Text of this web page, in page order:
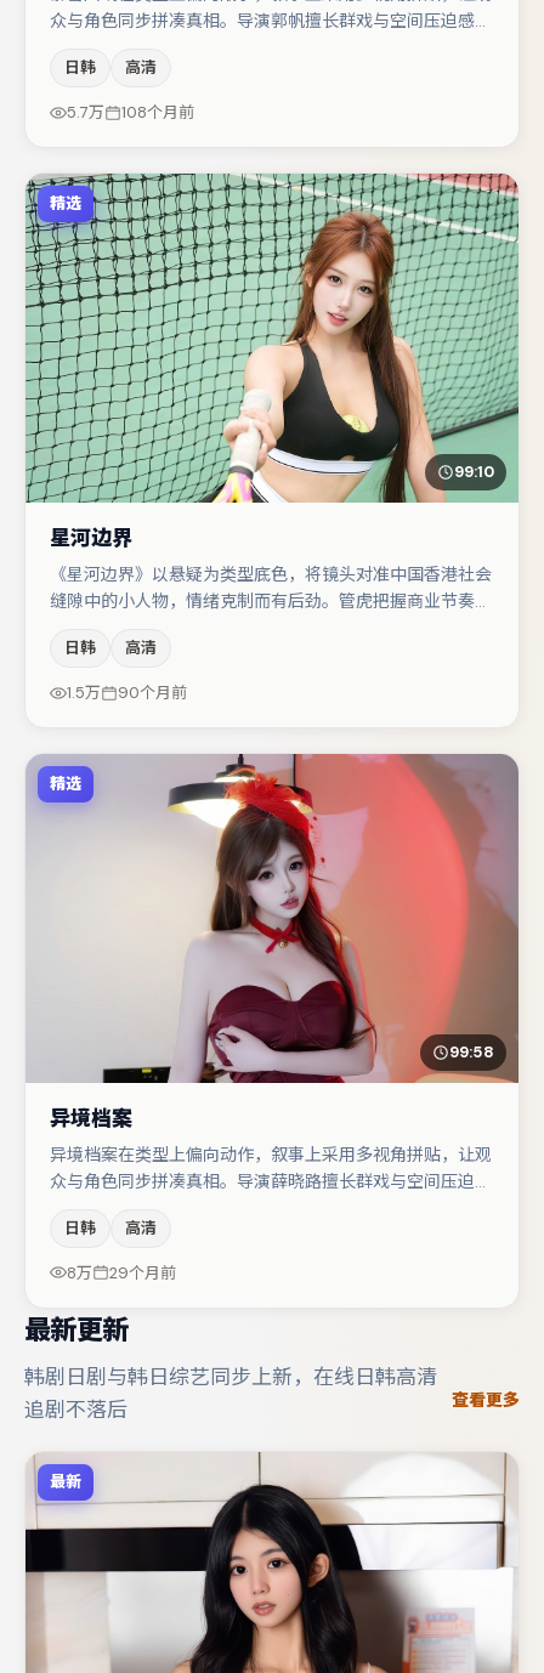
众与角色同步拼凑真相。导演郭帆擅长群戏与空间压迫感，
驱动，赵丽颖、张子枫分别提供反差与喜剧/悬疑调剂（视
场次而定）。节奏紧凑、反转有度，值得列入片单。
日韩 高清
5.7万 108个月前
精选
99:10
星河边界
《星河边界》以悬疑为类型底色，将镜头对准中国香港社会
缝隙中的小人物，情绪克制而有后劲。管虎把握商业节奏的
片中承担叙事驱动，王景春、裴斗娜分别提供反差与喜剧/
悬疑调剂（视场次而定）。整体完成度较高，适合周末一口
气追完。
日韩 高清
1.5万 90个月前
精选
99:58
异境档案
异境档案在类型上偏向动作，叙事上采用多视角拼贴，让观
众与角色同步拼凑真相。导演薛晓路擅长群戏与空间压迫
对手戏构成全片情感锚点，马丽则以细节塑造推动谜题层层
揭开。节奏紧凑、反转有度，值得列入片单。
日韩 高清
8万 29个月前
最新更新
韩剧日剧与韩日综艺同步上新，在线日韩高清
追剧不落后
查看更多
最新